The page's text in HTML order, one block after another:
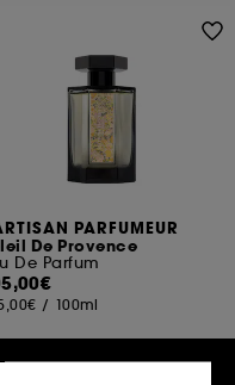
PARFUMEUR
De Provence
De Parfum
/ 100ml